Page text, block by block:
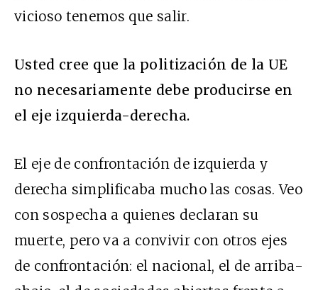
vicioso tenemos que salir.
Usted cree que la politización de la UE
no necesariamente debe producirse en
el eje izquierda-derecha.
El eje de confrontación de izquierda y
derecha simplificaba mucho las cosas. Veo
con sospecha a quienes declaran su
muerte, pero va a convivir con otros ejes
de confrontación: el nacional, el de arriba-